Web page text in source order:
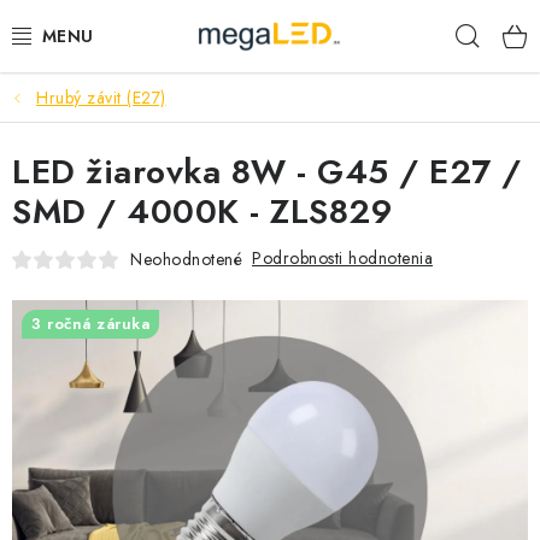
na
PRIEMYSEL
SVIETIDLÁ
ŽIAROVKY A TRUBICE
ELEKTROMATERIÁL
VENTILÁTORY
SAMSUNG SVIETIDLÁ
Hrubý závit (E27)
LED žiarovka 8W - G45 / E27 /
SMD / 4000K - ZLS829
Neohodnotené Podrobnosti hodnotenia
3 ročná záruka